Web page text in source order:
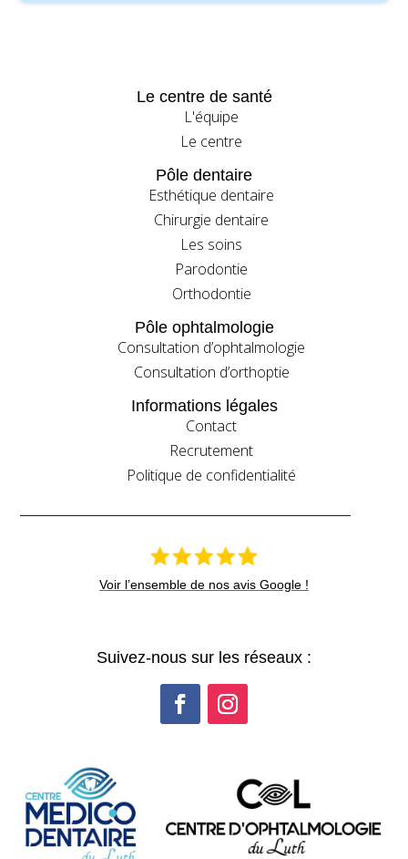
Le centre de santé
L'équipe
Le centre
Pôle dentaire
Esthétique dentaire
Chirurgie dentaire
Les soins
Parodontie
Orthodontie
Pôle ophtalmologie
Consultation d’ophtalmologie
Consultation d’orthoptie
Informations légales
Contact
Recrutement
Politique de confidentialité
Voir l’ensemble de nos avis Google !
Suivez-nous sur les réseaux :